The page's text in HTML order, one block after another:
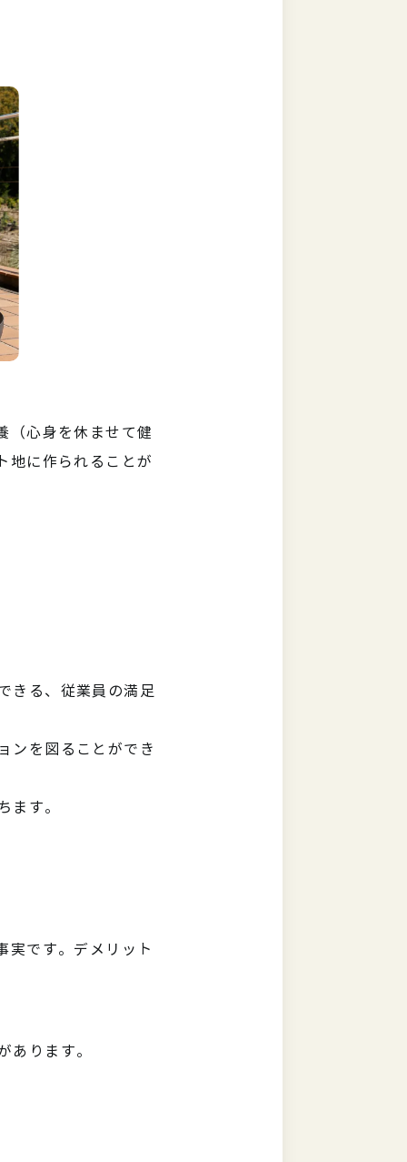
（心身を休ませて健
地に作られることが
きる、従業員の満足
ンを図ることができ
ます。
実です。デメリット
あります。